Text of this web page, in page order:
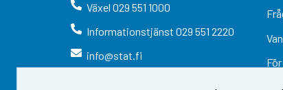
Växel 029 551 1000
Informationstjänst 029 551 2220
info@stat.fi